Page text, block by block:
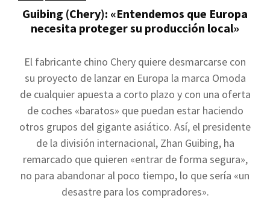
Guibing (Chery): «Entendemos que Europa
necesita proteger su producción local»
El fabricante chino Chery quiere desmarcarse con
su proyecto de lanzar en Europa la marca Omoda
de cualquier apuesta a corto plazo y con una oferta
de coches «baratos» que puedan estar haciendo
otros grupos del gigante asiático. Así, el presidente
de la división internacional, Zhan Guibing, ha
remarcado que quieren «entrar de forma segura»,
no para abandonar al poco tiempo, lo que sería «un
desastre para los compradores».